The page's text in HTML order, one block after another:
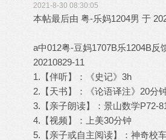
2021-8-30 08:30:05
本帖最后由 粤-乐妈1204男 于
a中012粤-豆妈1707B乐1204B反
20210829-11
1.【伴听】：《史记》3h
2.【天书】：《论语译注》20分
3.【亲子朗读】：景山数学P72-
4.【视频】：上美30分钟
5.【亲子或自主阅读】：神奇校